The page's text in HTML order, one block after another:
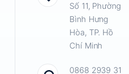
Số 11, Phường
Bình Hưng
Hòa, TP. Hồ
Chí Minh
0868 2939 31